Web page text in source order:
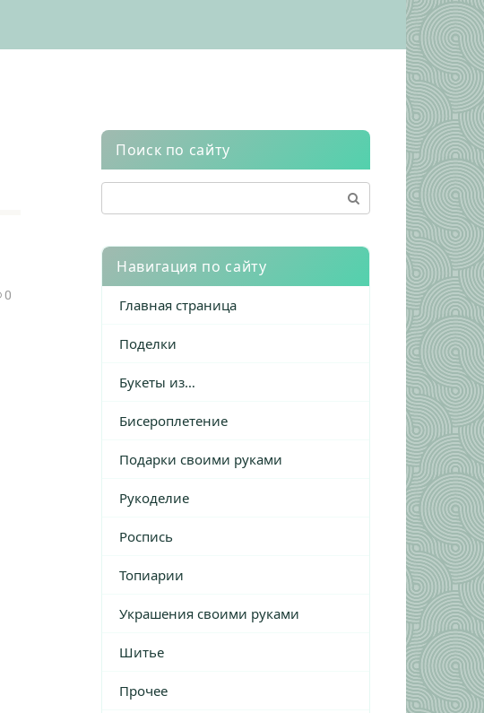
0
Поиск по сайту
Навигация по сайту
Главная страница
Поделки
Букеты из…
Бисероплетение
Подарки своими руками
Рукоделие
Роспись
Топиарии
Украшения своими руками
Шитье
Прочее